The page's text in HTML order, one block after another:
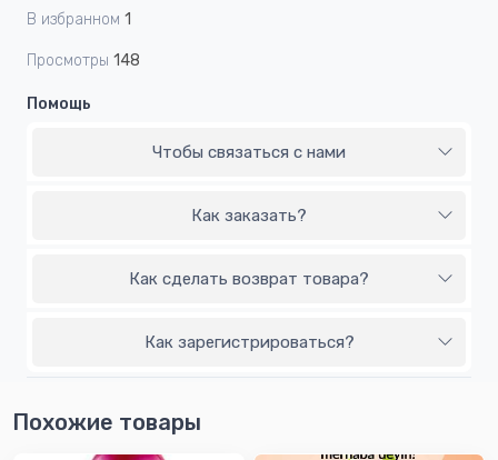
В избранном 1
Просмотры 148
Помощь
Чтобы связаться с нами
Как заказать?
Как сделать возврат товара?
Как зарегистрироваться?
Похожие товары